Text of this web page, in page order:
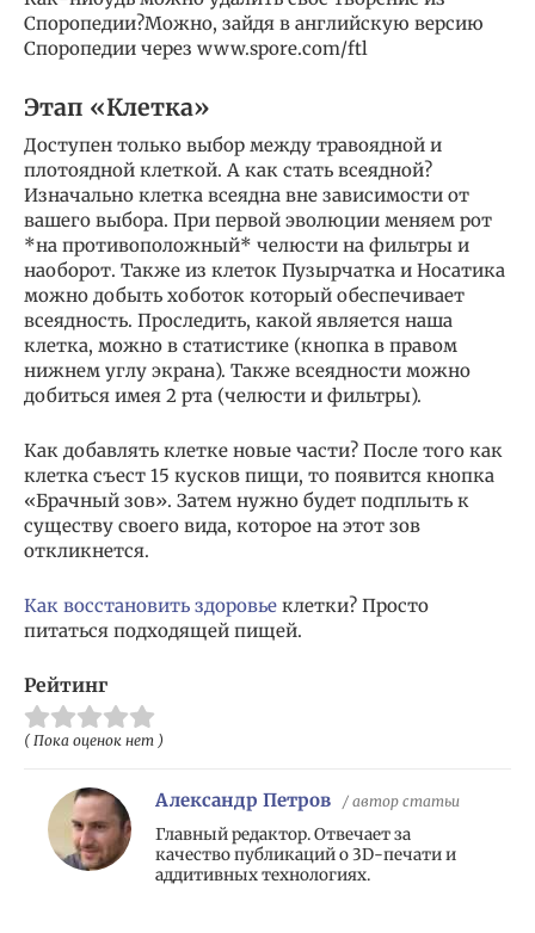
Споропедии?Можно, зайдя в английскую версию
Споропедии через www.spore.com/ftl
Этап «Клетка»
Доступен только выбор между травоядной и
плотоядной клеткой. А как стать всеядной?
Изначально клетка всеядна вне зависимости от
вашего выбора. При первой эволюции меняем рот
*на противоположный* челюсти на фильтры и
наоборот. Также из клеток Пузырчатка и Носатика
можно добыть хоботок который обеспечивает
всеядность. Проследить, какой является наша
клетка, можно в статистике (кнопка в правом
нижнем углу экрана). Также всеядности можно
добиться имея 2 рта (челюсти и фильтры).
Как добавлять клетке новые части? После того как
клетка съест 15 кусков пищи, то появится кнопка
«Брачный зов». Затем нужно будет подплыть к
существу своего вида, которое на этот зов
откликнется.
Как восстановить здоровье клетки? Просто
питаться подходящей пищей.
Рейтинг
( Пока оценок нет )
Александр Петров / автор статьи
Главный редактор. Отвечает за
качество публикаций о 3D-печати и
аддитивных технологиях.